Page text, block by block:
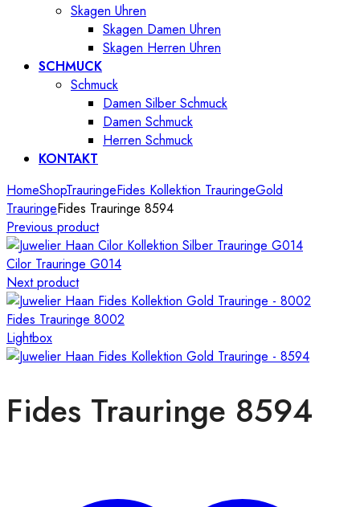
Skagen Uhren
Skagen Damen Uhren
Skagen Herren Uhren
SCHMUCK
Schmuck
Damen Silber Schmuck
Damen Schmuck
Herren Schmuck
KONTAKT
HomeShopTrauringeFides Kollektion TrauringeGold
TrauringeFides Trauringe 8594
Previous product
Cilor Trauringe G014
Next product
Fides Trauringe 8002
Lightbox
Fides Trauringe 8594